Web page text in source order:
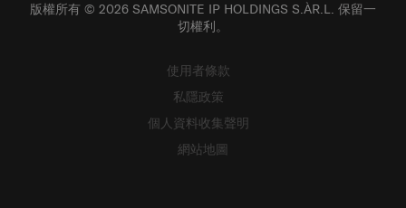
版權所有 © 2026 SAMSONITE IP HOLDINGS S.ÀR.L. 保留一
切權利。
使用者條款
私隱政策
個人資料收集聲明
網站地圖